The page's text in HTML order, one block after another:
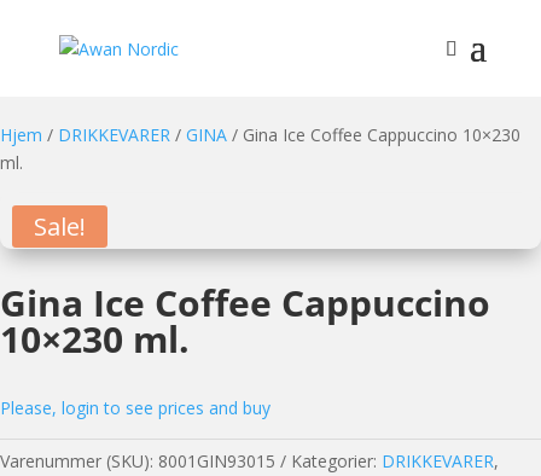
Hjem / DRIKKEVARER / GINA / Gina Ice Coffee Cappuccino 10×230
ml.
Sale!
Gina Ice Coffee Cappuccino
10×230 ml.
Please, login to see prices and buy
Varenummer (SKU): 8001GIN93015 Kategorier: DRIKKEVARER,